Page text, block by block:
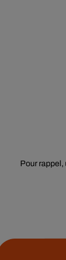
Pour rappel,